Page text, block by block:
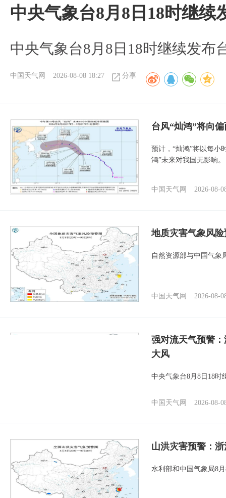
中央气象台8月8日18时继续
中央气象台8月8日18时继续发布
中国天气网 2026-08-08 18:27 分享
台风“灿鸿”将向
预计，“灿鸿”将以每小
鸿”未来对我国无影响。
中国天气网 2026-08-
地质灾害气象风
自然资源部与中国气象
中国天气网 2026-08-
强对流天气预警
大风
中央气象台8月8日18时
中国天气网 2026-08-
山洪灾害预警：
水利部和中国气象局8